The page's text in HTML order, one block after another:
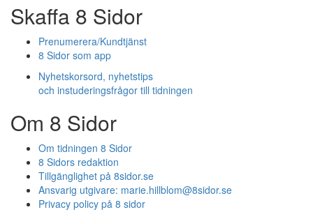
Skaffa 8 Sidor
Prenumerera/Kundtjänst
8 Sidor som app
Nyhetskorsord, nyhetstips
och instuderingsfrågor till tidningen
Om 8 Sidor
Om tidningen 8 Sidor
8 Sidors redaktion
Tillgänglighet på 8sidor.se
Ansvarig utgivare: marie.hillblom@8sidor.se
Privacy policy på 8 sidor